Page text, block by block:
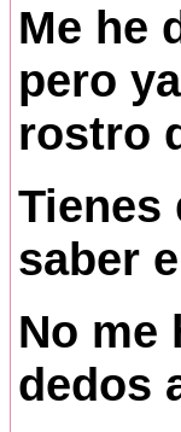
Me he
pero
rostro
Tienes
saber
No me
dedos